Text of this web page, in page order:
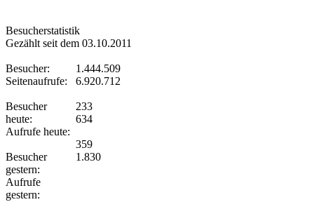
Besucherstatistik
Gezählt seit dem 03.10.2011
Besucher:
Seitenaufrufe:
Besucher
heute:
Aufrufe heute:
Besucher
gestern:
Aufrufe
gestern:
1.444.509
6.920.712
233
634
359
1.830